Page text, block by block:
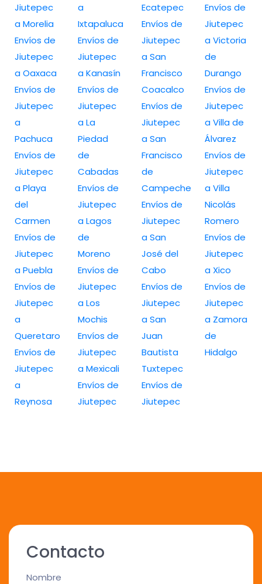
Jiutepec
a Morelia
Envíos de
Jiutepec
a Oaxaca
Envíos de
Jiutepec
a
Pachuca
Envíos de
Jiutepec
a Playa
del
Carmen
Envíos de
Jiutepec
a Puebla
Envíos de
Jiutepec
a
Queretaro
Envíos de
Jiutepec
a
Reynosa
a
Ixtapaluca
Envíos de
Jiutepec
a Kanasín
Envíos de
Jiutepec
a La
Piedad
de
Cabadas
Envíos de
Jiutepec
a Lagos
de
Moreno
Envíos de
Jiutepec
a Los
Mochis
Envíos de
Jiutepec
a Mexicali
Envíos de
Jiutepec
Ecatepec
Envíos de
Jiutepec
a San
Francisco
Coacalco
Envíos de
Jiutepec
a San
Francisco
de
Campeche
Envíos de
Jiutepec
a San
José del
Cabo
Envíos de
Jiutepec
a San
Juan
Bautista
Tuxtepec
Envíos de
Jiutepec
Envíos de
Jiutepec
a Victoria
de
Durango
Envíos de
Jiutepec
a Villa de
Álvarez
Envíos de
Jiutepec
a Villa
Nicolás
Romero
Envíos de
Jiutepec
a Xico
Envíos de
Jiutepec
a Zamora
de
Hidalgo
Contacto
Nombre